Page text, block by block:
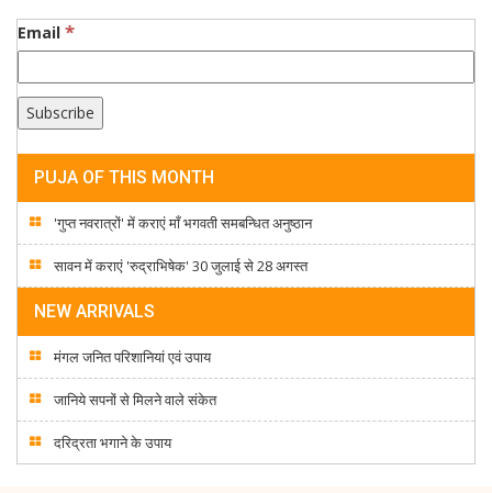
Email *
PUJA OF THIS MONTH
'गुप्त नवरात्रों' में कराएं माँ भगवती समबन्धित अनुष्ठान
सावन में कराएं 'रुद्राभिषेक' 30 जुलाई से 28 अगस्त
NEW ARRIVALS
मंगल जनित परिशानियां एवं उपाय
जानिये सपनों से मिलने वाले संकेत
दरिद्रता भगाने के उपाय